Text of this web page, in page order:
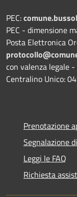
PEC:
PEC - dimensione
Posta Elettronica
con valenza legale
Centralino Unico:
Prenotazione
Segnalazione
Leggi le FAQ
Richiesta